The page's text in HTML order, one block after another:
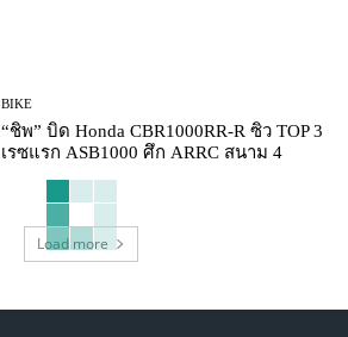
BIKE
“ชิพ” บิด Honda CBR1000RR-R ซิว TOP 3
เรซแรก ASB1000 ศึก ARRC สนาม 4
Load more